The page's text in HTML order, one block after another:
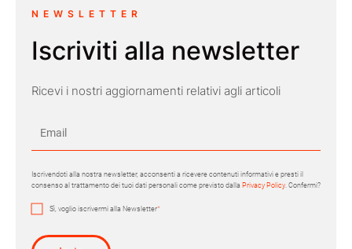
NEWSLETTER
Iscriviti alla newsletter
Ricevi i nostri aggiornamenti relativi agli articoli
Iscrivendoti alla nostra newsletter, acconsenti a ricevere contenuti informativi e presti il
consenso al trattamento dei tuoi dati personali come previsto dalla Privacy Policy . Confermi?
Sì, voglio iscrivermi alla Newsletter*